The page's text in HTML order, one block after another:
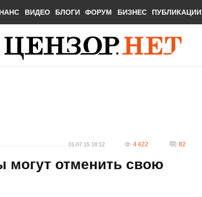
ВИДЕО БЛОГИ ФОРУМ БИЗНЕС ПУБЛИКАЦИИ
01.07.15 18:12 4 422 82
могут отменить свою